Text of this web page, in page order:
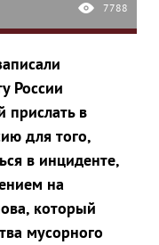
7788
России
прислать в
для того,
в инциденте,
на
который
мусорного